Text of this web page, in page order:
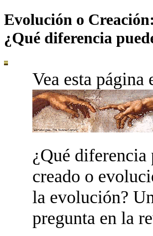
Evolución o Creación:
¿Qué diferencia
Vea esta página
¿Qué diferencia
creado o
la evolución?
pregunta en la